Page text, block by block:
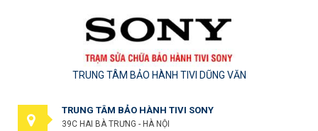
TRUNG TÂM BẢO HÀNH TIVI DŨNG VĂN
TRUNG TÂM BẢO HÀNH TIVI SONY
39C HAI BÀ TRƯNG - HÀ NỘI